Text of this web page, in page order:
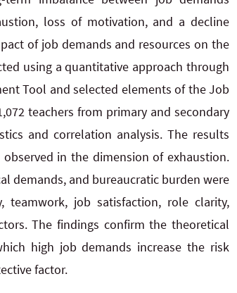
loss of motivation, and a decline
of job demands and resources on the
using a quantitative approach through
Tool and selected elements of the Job
teachers from primary and secondary
and correlation analysis. The results
in the dimension of exhaustion.
demands, and bureaucratic burden were
teamwork, job satisfaction, role clarity,
The findings confirm the theoretical
high job demands increase the risk
factor.